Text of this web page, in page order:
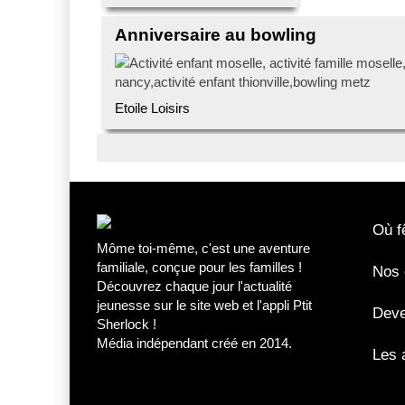
Anniversaire au bowling
Etoile Loisirs
Môme toi-même, c'est une aventure
familiale, conçue pour les familles !
Découvrez chaque jour l'actualité
jeunesse sur le site web et l'appli Ptit
Sherlock !
Média indépendant créé en 2014.
Où
Nos
Les